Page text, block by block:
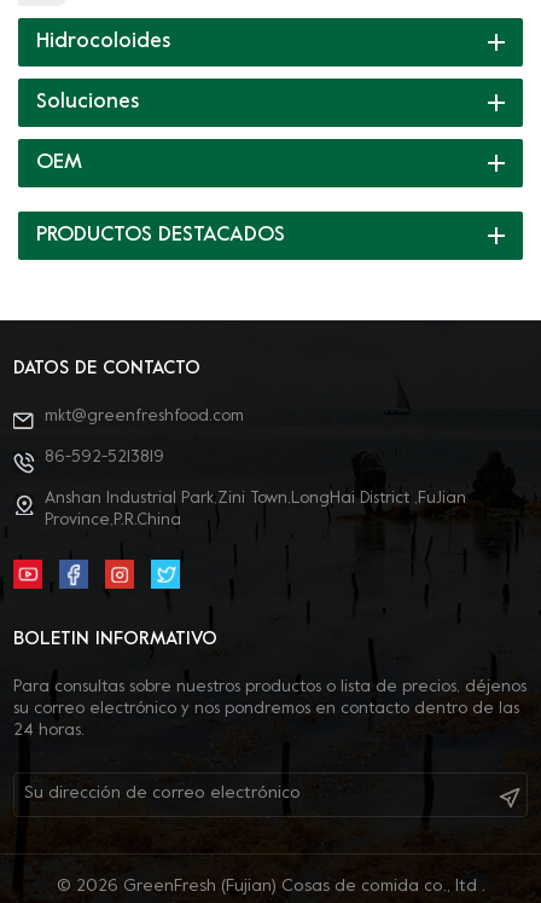
Hidrocoloides
Soluciones
OEM
PRODUCTOS DESTACADOS
DATOS DE CONTACTO
mkt@greenfreshfood.com
86-592-5213819
Anshan Industrial Park,Zini Town,LongHai District ,FuJian
Province,P.R.China
BOLETIN INFORMATIVO
Para consultas sobre nuestros productos o lista de precios, déjenos
su correo electrónico y nos pondremos en contacto dentro de las
24 horas.
© 2026 GreenFresh (Fujian) Cosas de comida co., ltd .